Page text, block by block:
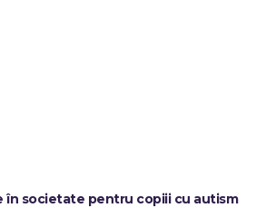
în societate pentru copiii cu autism